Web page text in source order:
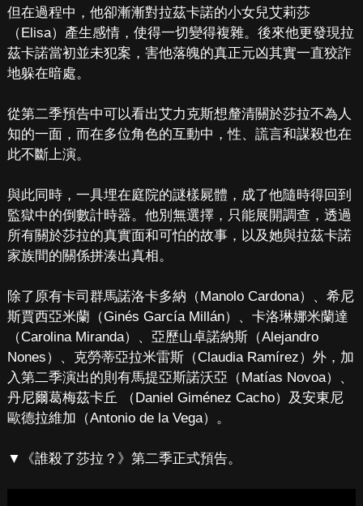
但在過程中，他卻漸漸對拉茲卡諾的小女兒艾莉莎
（Elisa）產生感情，使得一切變得複雜。後來他更發現拉
茲卡諾當初並未犯案，害他落魄的真正元凶其實一直狡詐
地躲在暗處。
從第二季預告中可以看出艾力克斯想釐清關於莎拉不為人
知的一面，而在多位角色的互動中，性、謊言和謀殺也在
此不斷上演。
與此同時，一具埋在庭院的謎樣屍體，成了他隨時得回到
監獄中的倒數計時器。他別無選擇，只能展開調查，透過
所有關於莎拉的真實面和可怕的故事，以及她與拉茲卡諾
家族間的關係拼湊出真相。
除了原有卡司群馬諾洛卡多納（Manolo Cardona）、希尼
斯賈西亞米蘭（Ginés García Millán）、卡洛琳娜米蘭達
（Carolina Miranda）、亞歷山卓諾納斯（Alejandro
Nones）、克勞蒂亞拉米雷斯（Claudia Ramírez）外，加
入第二季演出的則有馬提亞斯諾沃亞（Matías Novoa）、
丹尼爾葛梅茲卡丘 （Daniel Giménez Cacho）及安東尼
歐德拉維加（Antonio de la Vega）。
▼《誰殺了莎拉？》第二季正式預告。